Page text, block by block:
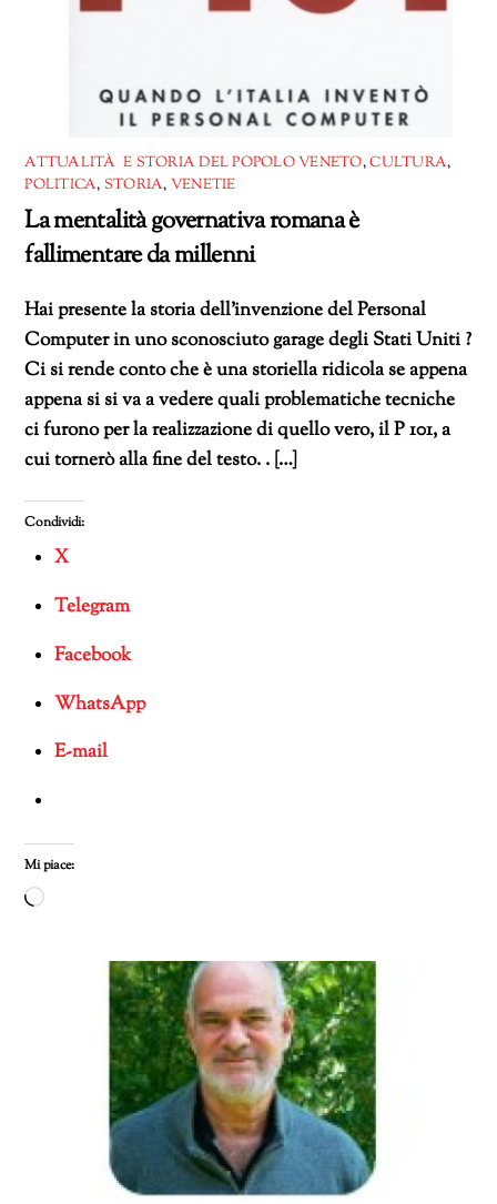
ATTUALITÀ E STORIA DEL POPOLO VENETO,CULTURA,
POLITICA, STORIA, VENETIE
La mentalità governativa romana è
fallimentare da millenni
Hai presente la storia dell’invenzione del Personal
Computer in uno sconosciuto garage degli Stati Uniti ?
Ci si rende conto che è una storiella ridicola se appena
appena si si va a vedere quali problematiche tecniche
ci furono per la realizzazione di quello vero, il P 101, a
cui tornerò alla fine del testo. . […]
Condividi:
X
Telegram
Facebook
WhatsApp
E-mail
Mi piace:
Caricamento